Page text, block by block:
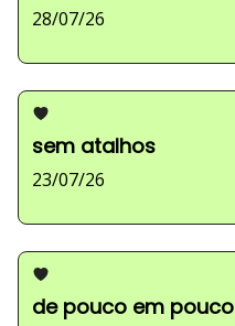
28/07/26
sem atalhos
23/07/26
de pouco em pouco